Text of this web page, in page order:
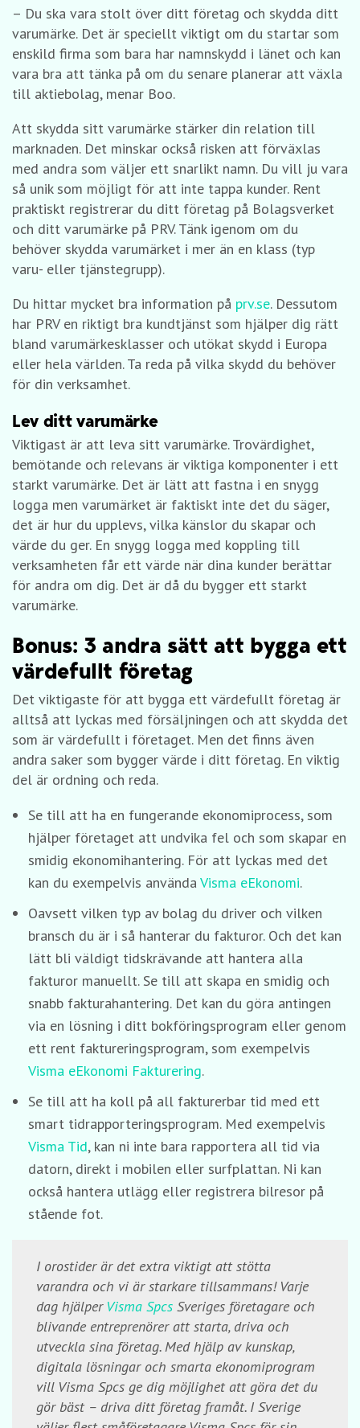
– Du ska vara stolt över ditt företag och skydda ditt
varumärke. Det är speciellt viktigt om du startar som
enskild firma som bara har namnskydd i länet och kan
vara bra att tänka på om du senare planerar att växla
till aktiebolag, menar Boo.
Att skydda sitt varumärke stärker din relation till
marknaden. Det minskar också risken att förväxlas
med andra som väljer ett snarlikt namn. Du vill ju vara
så unik som möjligt för att inte tappa kunder. Rent
praktiskt registrerar du ditt företag på Bolagsverket
och ditt varumärke på PRV. Tänk igenom om du
behöver skydda varumärket i mer än en klass (typ
varu- eller tjänstegrupp).
Du hittar mycket bra information på prv.se. Dessutom
har PRV en riktigt bra kundtjänst som hjälper dig rätt
bland varumärkesklasser och utökat skydd i Europa
eller hela världen. Ta reda på vilka skydd du behöver
för din verksamhet.
Lev ditt varumärke
Viktigast är att leva sitt varumärke. Trovärdighet,
bemötande och relevans är viktiga komponenter i ett
starkt varumärke. Det är lätt att fastna i en snygg
logga men varumärket är faktiskt inte det du säger,
det är hur du upplevs, vilka känslor du skapar och
värde du ger. En snygg logga med koppling till
verksamheten får ett värde när dina kunder berättar
för andra om dig. Det är då du bygger ett starkt
varumärke.
Bonus: 3 andra sätt att bygga ett
värdefullt företag
Det viktigaste för att bygga ett värdefullt företag är
alltså att lyckas med försäljningen och att skydda det
som är värdefullt i företaget. Men det finns även
andra saker som bygger värde i ditt företag. En viktig
del är ordning och reda.
Se till att ha en fungerande ekonomiprocess, som
hjälper företaget att undvika fel och som skapar en
smidig ekonomihantering. För att lyckas med det
kan du exempelvis använda Visma eEkonomi.
Oavsett vilken typ av bolag du driver och vilken
bransch du är i så hanterar du fakturor. Och det kan
lätt bli väldigt tidskrävande att hantera alla
fakturor manuellt. Se till att skapa en smidig och
snabb fakturahantering. Det kan du göra antingen
via en lösning i ditt bokföringsprogram eller genom
ett rent faktureringsprogram, som exempelvis
Visma eEkonomi Fakturering.
Se till att ha koll på all fakturerbar tid med ett
smart tidrapporteringsprogram. Med exempelvis
Visma Tid, kan ni inte bara rapportera all tid via
datorn, direkt i mobilen eller surfplattan. Ni kan
också hantera utlägg eller registrera bilresor på
stående fot.
I orostider är det extra viktigt att stötta
varandra och vi är starkare tillsammans! Varje
dag hjälper Visma Spcs Sveriges företagare och
blivande entreprenörer att starta, driva och
utveckla sina företag. Med hjälp av kunskap,
digitala lösningar och smarta ekonomiprogram
vill Visma Spcs ge dig möjlighet att göra det du
gör bäst – driva ditt företag framåt. I Sverige